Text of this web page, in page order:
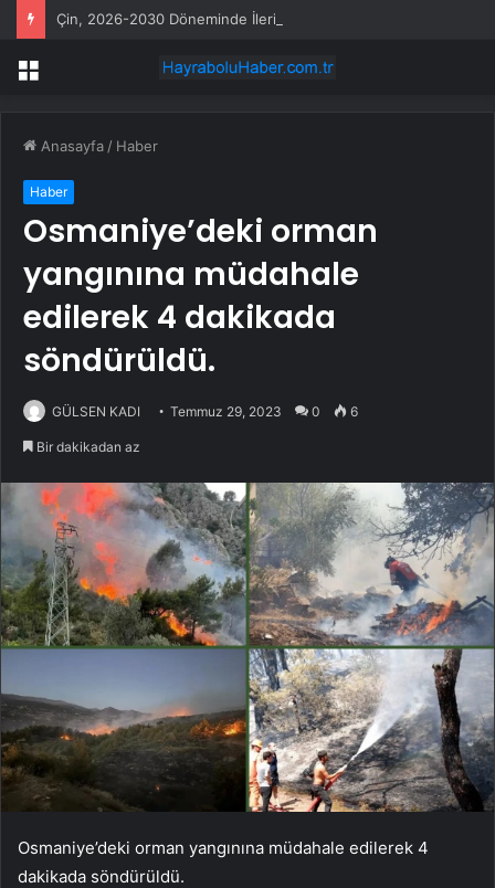
Menü
Anasayfa / Haber
Haber
Osmaniye’deki orman
yangınına müdahale
edilerek 4 dakikada
söndürüldü.
GÜLSEN KADI Temmuz 29, 2023 0 6
Bir dakikadan az
Osmaniye’deki orman yangınına müdahale edilerek 4
dakikada söndürüldü.